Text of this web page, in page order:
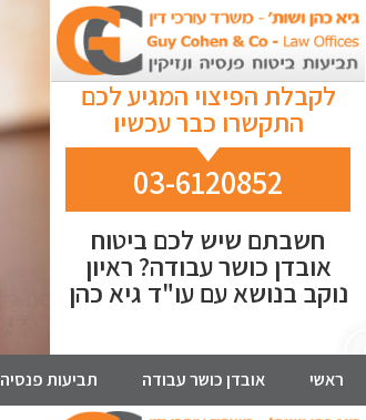
לקבלת הפיצוי המגיע לכם
התקשרו כבר עכשיו
03-6120852
חשבתם שיש לכם ביטוח
אובדן כושר עבודה? ראיון
נוקב בנושא עם עו"ד גיא כהן
ראשי אובדן כושר עבודה תביעות פנסיה